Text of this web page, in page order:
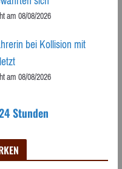
am 08/08/2026
bei Kollision mit
am 08/08/2026
Stunden